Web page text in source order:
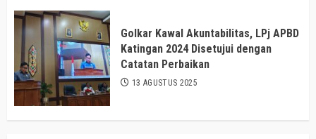
Golkar Kawal Akuntabilitas, LPj APBD
Katingan 2024 Disetujui dengan
Catatan Perbaikan
13 AGUSTUS 2025